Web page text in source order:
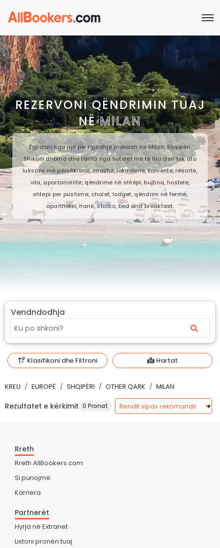
REZERVONI QËNDRIMIN TUAJ
NËMILAN
Zgjidhni nga një përzgjedhje pronash në Milan, Shqipëri.
Shikoni dhoma dhe tarifa nga hotelet më të lira deri tek ato
luksoze me përshkrime, imazhe, lokacione, komente, resorte,
vila, apartamente, qëndrime në shtëpi, bujtina, hostele,
shtepi per pushime, chalet, lodget, qëndrim në fermë,
aparthotel, hanë, studio, bed and breakfast.
Vendndodhja
Klasifikoni dhe Filtroni Hartat
KREU EUROPË SHQIPËRI OTHER QARK MILAN
Rezultatet e kërkimit 0 Pronat
Rreth
Rreth AllBookers.com
Si punojmë
Karriera
Partnerët
Hyrja në Extranet
Listoni pronën tuaj